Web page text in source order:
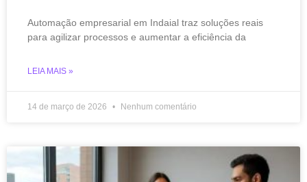
Automação empresarial em Indaial traz soluções reais
para agilizar processos e aumentar a eficiência da
LEIA MAIS »
14 de março de 2026 Nenhum comentário